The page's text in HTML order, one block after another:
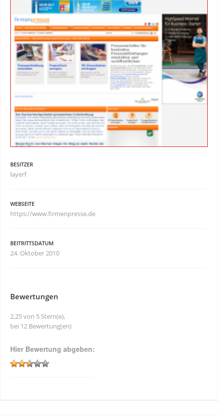
BESITZER
layerf
WEBSEITE
https://www.firmenpresse.de
BEITRITTSDATUM
24. Oktober 2010
Bewertungen
2,25 von 5 Stern(e),
bei 12 Bewertung(en)
Hier Bewertung abgeben: